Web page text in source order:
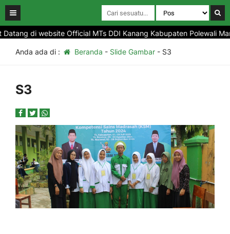
di website Official MTs DDI Kanang Kabupaten Polewali
Anda ada di : Beranda - Slide Gambar- S3
S3